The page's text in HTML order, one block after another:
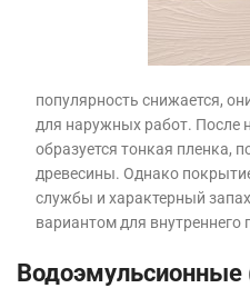
популярность снижается,
для наружных работ. После
образуется тонкая пленка,
древесины. Однако
службы и характерный
вариантом для внутреннего
Водоэмульсионные